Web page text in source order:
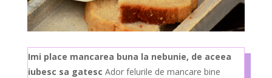
Imi place mancarea buna la nebunie, de aceea
iubesc sa gatesc Ador felurile de mancare bine